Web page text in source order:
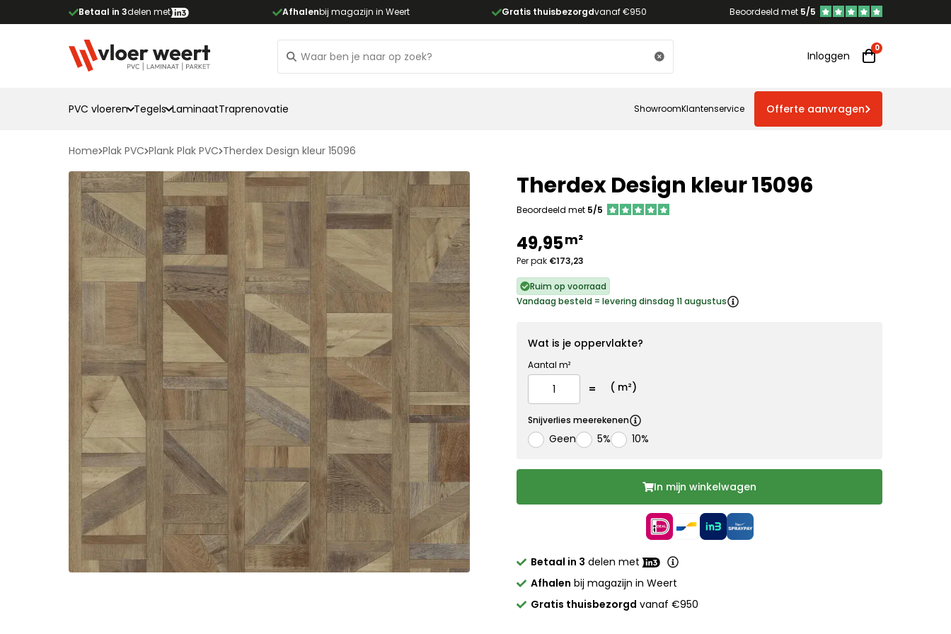
Betaal in 3delen met Afhalenbij magazijn in Weert Gratis thuisbezorgdvanaf €950 Beoordeeld met 5/5
Inloggen
PVC vloeren Tegels LaminaatTraprenovatie ShowroomKlantenservice Offerte aanvragen
Home Plak PVC Plank Plak PVC Therdex Design kleur 15096
Therdex Design kleur 15096
Beoordeeld met 5/5
49,95m²
Per pak €173,23
Ruim op voorraad
Vandaag besteld = levering dinsdag 11 augustus
Wat is je oppervlakte?
Aantal m²
( m²)
Snijverlies meerekenen
Geen 5% 10%
In mijn winkelwagen
Betaal in 3 delen met
Afhalen bij magazijn in Weert
Gratis thuisbezorgd vanaf €950